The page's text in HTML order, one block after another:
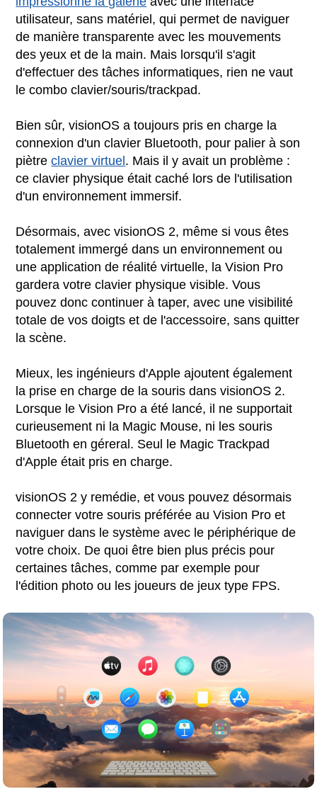
utilisateur, sans matériel, qui permet de naviguer
de manière transparente avec les mouvements
des yeux et de la main. Mais lorsqu'il s'agit
d'effectuer des tâches informatiques, rien ne vaut
le combo clavier/souris/trackpad.
Bien sûr, visionOS a toujours pris en charge la
connexion d'un clavier Bluetooth, pour palier à son
piètreclavier virtuel. Mais il y avait un problème :
ce clavier physique était caché lors de l'utilisation
d'un environnement immersif.
Désormais, avec visionOS 2, même si vous êtes
totalement immergé dans un environnement ou
une application de réalité virtuelle, la Vision Pro
gardera votre clavier physique visible. Vous
pouvez donc continuer à taper, avec une visibilité
totale de vos doigts et de l'accessoire, sans quitter
la scène.
Mieux, les ingénieurs d'Apple ajoutent également
la prise en charge de la souris dans visionOS 2.
Lorsque le Vision Pro a été lancé, il ne supportait
curieusement ni la Magic Mouse, ni les souris
Bluetooth en géreral. Seul le Magic Trackpad
d'Apple était pris en charge.
visionOS 2 y remédie, et vous pouvez désormais
connecter votre souris préférée au Vision Pro et
naviguer dans le système avec le périphérique de
votre choix. De quoi être bien plus précis pour
certaines tâches, comme par exemple pour
l'édition photo ou les joueurs de jeux type FPS.